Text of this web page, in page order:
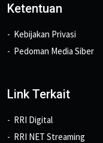
Ketentuan
Kebijakan Privasi
Pedoman Media Siber
Link Terkait
RRI Digital
RRI NET Streaming